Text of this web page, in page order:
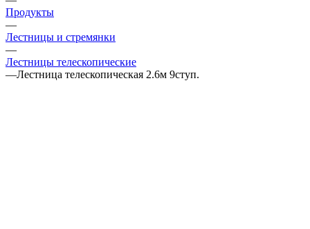
Продукты
—
Лестницы и стремянки
—
Лестницы телескопические
—Лестница телескопическая 2.6м 9ступ.